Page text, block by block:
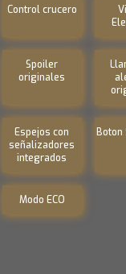
Control crucero
Spoiler
originales
Espejos con
señalizadores
integrados
Boton
Modo ECO